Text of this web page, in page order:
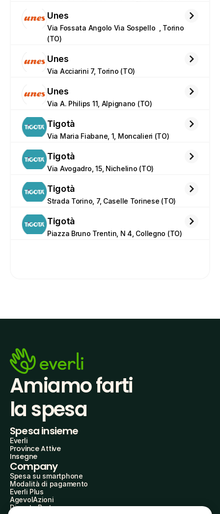
Unes
Via Fossata Angolo Via Sospello  , Torino
(TO)
Unes
Via Acciarini 7, Torino (TO)
Unes
Via A. Philips 11, Alpignano (TO)
Tigotà
Via Maria Fiabane, 1, Moncalieri (TO)
Tigotà
Via Avogadro, 15, Nichelino (TO)
Tigotà
Strada Torino, 7, Caselle Torinese (TO)
Tigotà
Piazza Bruno Trentin, N 4, Collegno (TO)
Amiamo farti
la spesa
Spesa insieme
Everli
Province Attive
Insegne
Company
Spesa su smartphone
Modalità di pagamento
Everli Plus
AgevolAzioni
Diventa Partner